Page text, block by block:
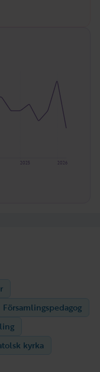
2026
2025
Församlingspedagog
kyrka